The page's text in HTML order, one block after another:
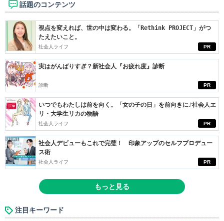
話題のコンテンツ
PR
視点を変えれば、世の中は変わる。「Rethink PROJECT」がつ
たえたいこと。
社会人ライフ
PR
実はがんばりすぎ？新社会人『お疲れ度』診断
診断
PR
いつでもわたしは前を向く。「女の子の日」を前向きに♪社会人エ
リ・大学生リカの物語
社会人ライフ
PR
社会人デビューもこれで完璧！ 印象アップのセルフプロデュー
ス術
社会人ライフ
もっと見る
注目キーワード